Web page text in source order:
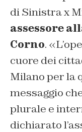
di Sinistra x
assessore
Corno.
cuore dei
Milano per la
messaggio
plurale e
dichiarato